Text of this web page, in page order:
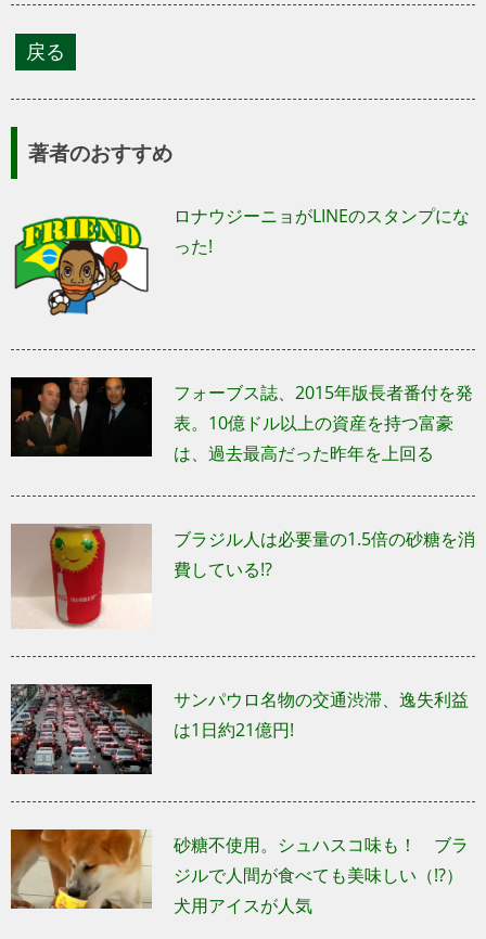
著者のおすすめ
ロナウジーニョがLINEのスタンプにな
った!
フォーブス誌、2015年版長者番付を発
表。10億ドル以上の資産を持つ富豪
は、過去最高だった昨年を上回る
ブラジル人は必要量の1.5倍の砂糖を消
費している!?
サンパウロ名物の交通渋滞、逸失利益
は1日約21億円!
砂糖不使用。シュハスコ味も！ ブラ
ジルで人間が食べても美味しい（!?）
犬用アイスが人気